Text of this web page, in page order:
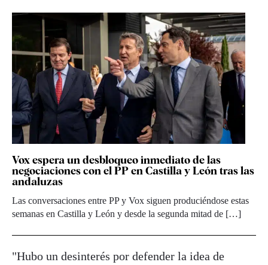
Vox espera un desbloqueo inmediato de las
negociaciones con el PP en Castilla y León tras las
andaluzas
Las conversaciones entre PP y Vox siguen produciéndose estas
semanas en Castilla y León y desde la segunda mitad de […]
"Hubo un desinterés por defender la idea de